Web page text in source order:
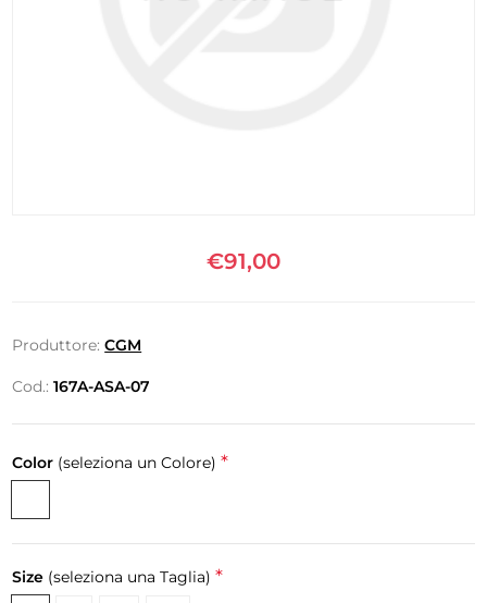
€91,00
Produttore: CGM
Cod.: 167A-ASA-07
Color (seleziona un Colore) *
Size (seleziona una Taglia) *